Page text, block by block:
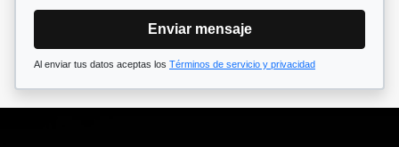
Enviar mensaje
Al enviar tus datos aceptas los Términos de servicio y privacidad